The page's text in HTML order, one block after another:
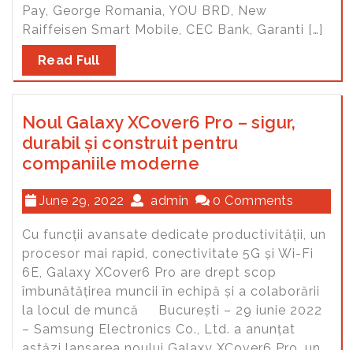
Pay, George Romania, YOU BRD, New
Raiffeisen Smart Mobile, CEC Bank, Garanti […]
Read Full
Noul Galaxy XCover6 Pro – sigur,
durabil și construit pentru
companiile moderne
June 29, 2022 admin 0 Comments
Cu funcții avansate dedicate productivității, un
procesor mai rapid, conectivitate 5G și Wi-Fi
6E, Galaxy XCover6 Pro are drept scop
îmbunătățirea muncii în echipă și a colaborării
la locul de muncă București – 29 iunie 2022
– Samsung Electronics Co., Ltd. a anunțat